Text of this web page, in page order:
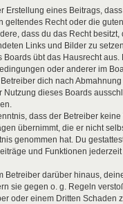
Erstellung eines Beitrags,
geltendes Recht oder die
dass du das Recht besitzt,
Links und Bilder zu
Boards übt das Hausrecht aus.
oder anderer im
dich nach
Nutzung dieses Boards
dass der Betreiber
übernimmt, die er nicht
genommen hat. Du
und Funktionen
Betreiber darüber hinaus,
sie gegen o. g. Regeln
oder einem Dritten Schaden